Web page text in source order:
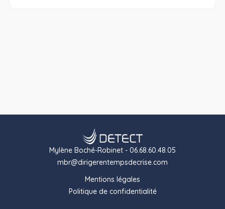
Mylène Boché-Robinet - 06.68.60.48.05
mbr@dirigerentempsdecrise.com
Mentions légales
Politique de confidentialité